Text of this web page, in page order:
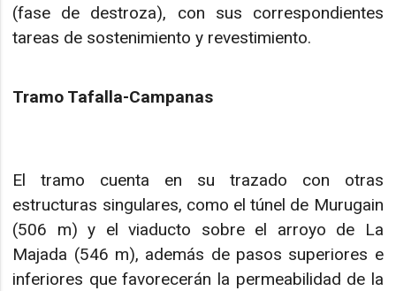
(fase de destroza), con sus correspondientes
tareas de sostenimiento y revestimiento.
Tramo Tafalla-Campanas
El tramo cuenta en su trazado con otras
estructuras singulares, como el túnel de Murugain
(506 m) y el viaducto sobre el arroyo de La
Majada (546 m), además de pasos superiores e
inferiores que favorecerán la permeabilidad de la